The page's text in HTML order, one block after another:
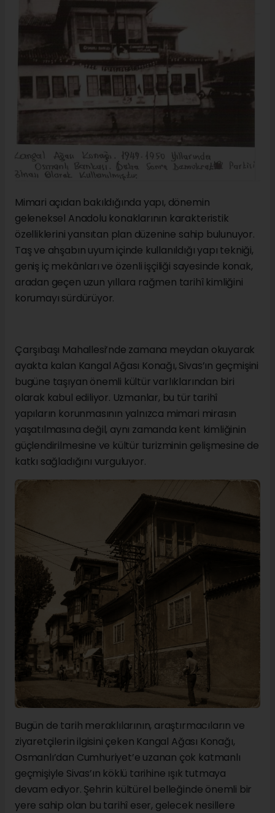
Mimari açıdan bakıldığında yapı, dönemin
geleneksel Anadolu konaklarının karakteristik
özelliklerini yansıtan plan düzenine sahip bulunuyor.
Taş ve ahşabın uyum içinde kullanıldığı yapı tekniği,
geniş iç mekânları ve özenli işçiliği sayesinde konak,
aradan geçen uzun yıllara rağmen tarihî kimliğini
korumayı sürdürüyor.
Çarşıbaşı Mahallesi’nde zamana meydan okuyarak
ayakta kalan Kangal Ağası Konağı, Sivas’ın geçmişini
bugüne taşıyan önemli kültür varlıklarından biri
olarak kabul ediliyor. Uzmanlar, bu tür tarihî
yapıların korunmasının yalnızca mimari mirasın
yaşatılmasına değil, aynı zamanda kent kimliğinin
güçlendirilmesine ve kültür turizminin gelişmesine de
katkı sağladığını vurguluyor.
Bugün de tarih meraklılarının, araştırmacıların ve
ziyaretçilerin ilgisini çeken Kangal Ağası Konağı,
Osmanlı’dan Cumhuriyet’e uzanan çok katmanlı
geçmişiyle Sivas’ın köklü tarihine ışık tutmaya
devam ediyor. Şehrin kültürel belleğinde önemli bir
yere sahip olan bu tarihî eser, gelecek nesillere